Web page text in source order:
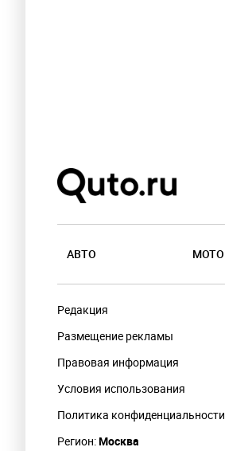
АВТО МОТО
Редакция
Размещение рекламы
Правовая информация
Условия использования
Политика конфиденциальности
Регион:Москва